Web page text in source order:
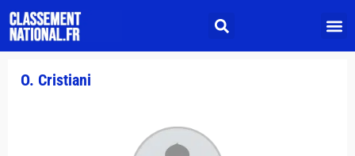
O. Cristiani